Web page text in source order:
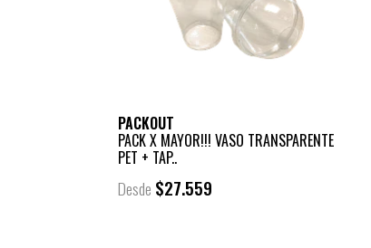
PACKOUT
PACK X MAYOR!!! VASO TRANSPARENTE
PET + TAP..
Desde $27.559